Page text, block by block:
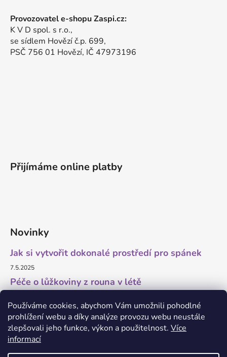
Používáme cookies, abychom Vám umožnili pohodlné
prohlížení webu a díky analýze provozu webu neustále
zlepšovali jeho funkce, výkon a použitelnost. Více
informací
Provozovatel e-shopu Zaspi.cz:
K V D spol. s r.o.,
se sídlem Hovězí č.p. 699,
PSČ 756 01 Hovězí, IČ 47973196
Přijímáme online platby
Novinky
Jak si vytvořit dokonalé prostředí pro spánek
7.5.2025
Péče o lůžkoviny z rouna v létě
O marketing a grafiku se stará Brandedguys.com